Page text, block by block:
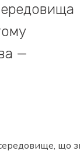
—
що